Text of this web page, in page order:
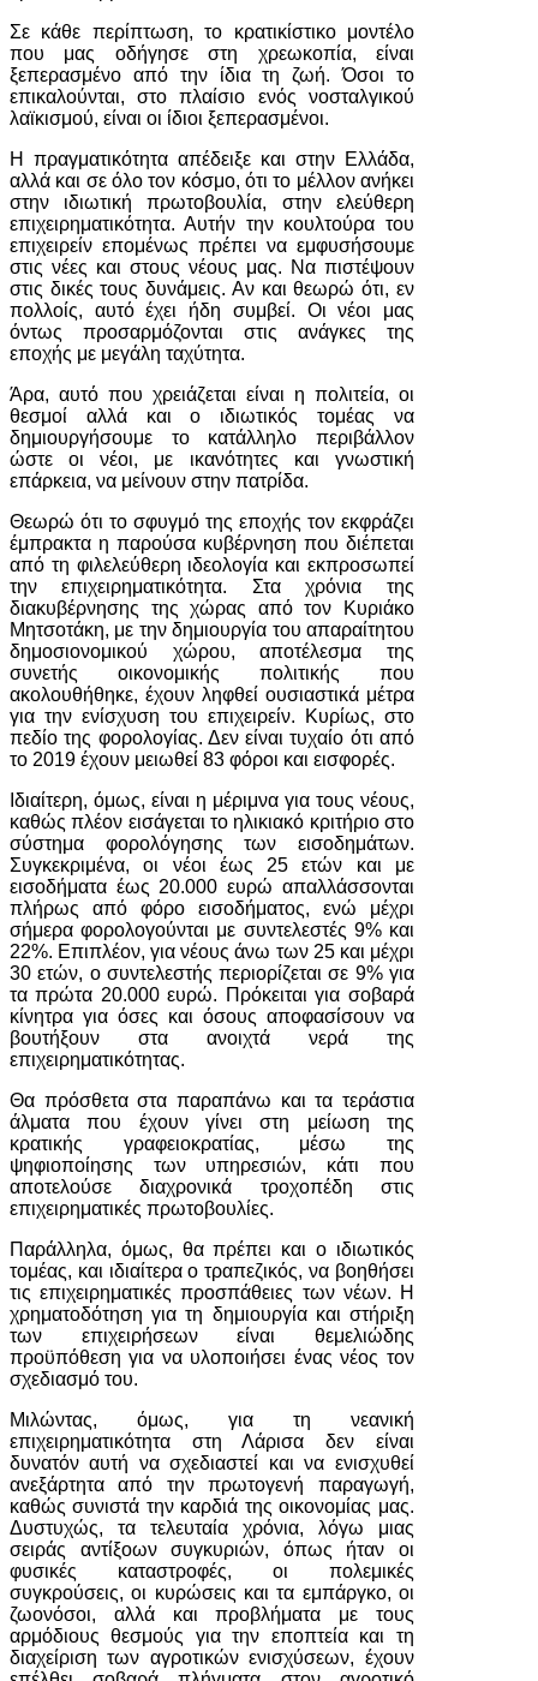
Σε κάθε περίπτωση, το κρατικίστικο μοντέλο
που μας οδήγησε στη χρεωκοπία, είναι
ξεπερασμένο από την ίδια τη ζωή. Όσοι το
επικαλούνται, στο πλαίσιο ενός νοσταλγικού
λαϊκισμού, είναι οι ίδιοι ξεπερασμένοι.
Η πραγματικότητα απέδειξε και στην Ελλάδα,
αλλά και σε όλο τον κόσμο, ότι το μέλλον ανήκει
στην ιδιωτική πρωτοβουλία, στην ελεύθερη
επιχειρηματικότητα. Αυτήν την κουλτούρα του
επιχειρείν επομένως πρέπει να εμφυσήσουμε
στις νέες και στους νέους μας. Να πιστέψουν
στις δικές τους δυνάμεις. Αν και θεωρώ ότι, εν
πολλοίς, αυτό έχει ήδη συμβεί. Οι νέοι μας
όντως προσαρμόζονται στις ανάγκες της
εποχής με μεγάλη ταχύτητα.
Άρα, αυτό που χρειάζεται είναι η πολιτεία, οι
θεσμοί αλλά και ο ιδιωτικός τομέας να
δημιουργήσουμε το κατάλληλο περιβάλλον
ώστε οι νέοι, με ικανότητες και γνωστική
επάρκεια, να μείνουν στην πατρίδα.
Θεωρώ ότι το σφυγμό της εποχής τον εκφράζει
έμπρακτα η παρούσα κυβέρνηση που διέπεται
από τη φιλελεύθερη ιδεολογία και εκπροσωπεί
την επιχειρηματικότητα. Στα χρόνια της
διακυβέρνησης της χώρας από τον Κυριάκο
Μητσοτάκη, με την δημιουργία του απαραίτητου
δημοσιονομικού χώρου, αποτέλεσμα της
συνετής οικονομικής πολιτικής που
ακολουθήθηκε, έχουν ληφθεί ουσιαστικά μέτρα
για την ενίσχυση του επιχειρείν. Κυρίως, στο
πεδίο της φορολογίας. Δεν είναι τυχαίο ότι από
το 2019 έχουν μειωθεί 83 φόροι και εισφορές.
Ιδιαίτερη, όμως, είναι η μέριμνα για τους νέους,
καθώς πλέον εισάγεται το ηλικιακό κριτήριο στο
σύστημα φορολόγησης των εισοδημάτων.
Συγκεκριμένα, οι νέοι έως 25 ετών και με
εισοδήματα έως 20.000 ευρώ απαλλάσσονται
πλήρως από φόρο εισοδήματος, ενώ μέχρι
σήμερα φορολογούνται με συντελεστές 9% και
22%. Επιπλέον, για νέους άνω των 25 και μέχρι
30 ετών, ο συντελεστής περιορίζεται σε 9% για
τα πρώτα 20.000 ευρώ. Πρόκειται για σοβαρά
κίνητρα για όσες και όσους αποφασίσουν να
βουτήξουν στα ανοιχτά νερά της
επιχειρηματικότητας.
Θα πρόσθετα στα παραπάνω και τα τεράστια
άλματα που έχουν γίνει στη μείωση της
κρατικής γραφειοκρατίας, μέσω της
ψηφιοποίησης των υπηρεσιών, κάτι που
αποτελούσε διαχρονικά τροχοπέδη στις
επιχειρηματικές πρωτοβουλίες.
Παράλληλα, όμως, θα πρέπει και ο ιδιωτικός
τομέας, και ιδιαίτερα ο τραπεζικός, να βοηθήσει
τις επιχειρηματικές προσπάθειες των νέων. Η
χρηματοδότηση για τη δημιουργία και στήριξη
των επιχειρήσεων είναι θεμελιώδης
προϋπόθεση για να υλοποιήσει ένας νέος τον
σχεδιασμό του.
Μιλώντας, όμως, για τη νεανική
επιχειρηματικότητα στη Λάρισα δεν είναι
δυνατόν αυτή να σχεδιαστεί και να ενισχυθεί
ανεξάρτητα από την πρωτογενή παραγωγή,
καθώς συνιστά την καρδιά της οικονομίας μας.
Δυστυχώς, τα τελευταία χρόνια, λόγω μιας
σειράς αντίξοων συγκυριών, όπως ήταν οι
φυσικές καταστροφές, οι πολεμικές
συγκρούσεις, οι κυρώσεις και τα εμπάργκο, οι
ζωονόσοι, αλλά και προβλήματα με τους
αρμόδιους θεσμούς για την εποπτεία και τη
διαχείριση των αγροτικών ενισχύσεων, έχουν